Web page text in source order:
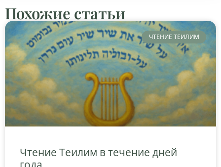
Похожие статьи
ЧТЕНИЕ ТЕИЛИМ
Чтение Теилим в течение дней